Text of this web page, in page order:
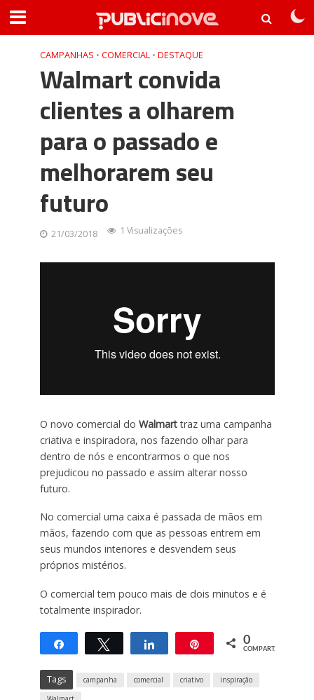
CAMPANHAS • COMERCIAL • DESTAQUE
Walmart convida
clientes a olharem
para o passado e
melhorarem seu
futuro
21/03/2018 1 Visualizações
O novo comercial do Walmarttraz uma campanha
criativa e inspiradora, nos fazendo olhar para
dentro de nós e encontrarmos o que nos
prejudicou no passado e assim alterar nosso
futuro.
No comercial uma caixa é passada de mãos em
mãos, fazendo com que as pessoas entrem em
seus mundos interiores e desvendem seus
próprios mistérios.
O comercial tem pouco mais de dois minutos e é
totalmente inspirador.
CompartilharTwittar Compartilhar 0
COMPART.
Tags campanha comercial criativo
inspiração